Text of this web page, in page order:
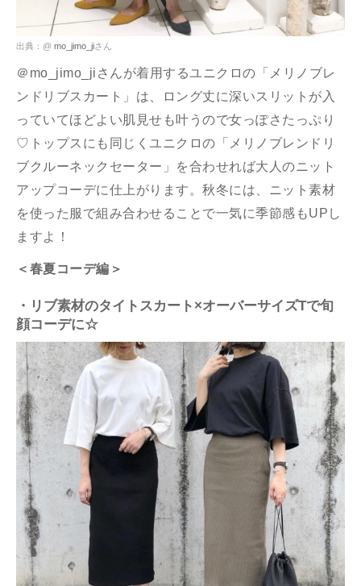
出典：@ mo_jimo_jiさん
＠mo_jimo_jiさんが着用するユニクロの「メリノブレ
ンドリブスカート」は、ロング丈に深いスリットが入
っていてほどよい肌見せも叶うので女っぽさたっぷり
♡トップスにも同じくユニクロの「メリノブレンドリ
ブクルーネックセーター」を合わせれば大人のニット
アップコーデに仕上がります。秋冬には、ニット素材
を使った服で組み合わせることで一気に季節感もUPし
ますよ！
＜春夏コーデ編＞
・リブ素材のタイトスカート×オーバーサイズTで旬
顔コーデに☆